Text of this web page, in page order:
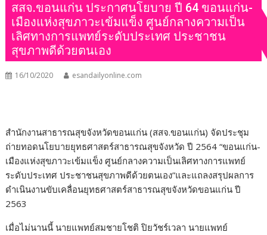
สสจ.ขอนแก่น ประกาศนโยบาย ปี 64 ขอนแก่น-
เมืองแห่งสุขภาวะเข้มแข็ง ศูนย์กลางความเป็น
เลิศทางการแพทย์ระดับประเทศ ประชาชน
สุขภาพดีด้วยตนเอง
16/10/2020 esandailyonline.com
สำนักงานสาธารณสุขจังหวัดขอนแก่น (สสจ.ขอนแก่น) จัดประชุม
ถ่ายทอดนโยบายยุทธศาสตร์สาธารณสุขจังหวัด ปี 2564 “ขอนแก่น-
เมืองแห่งสุขภาวะเข้มแข็ง ศูนย์กลางความเป็นเลิศทางการแพทย์
ระดับประเทศ ประชาชนสุขภาพดีด้วยตนเอง”และแถลงสรุปผลการ
ดำเนินงานขับเคลื่อนยุทธศาสตร์สาธารณสุขจังหวัดขอนแก่น ปี
2563
เมื่อไม่นานนี้ นายแพทย์สมชายโชติ ปิยวัชร์เวลา นายแพทย์